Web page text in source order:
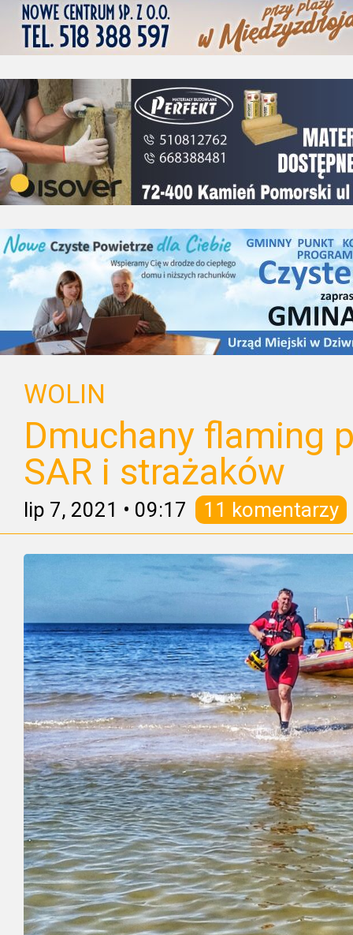
WOLIN
Dmuchany flaming
SAR i strażaków
lip 7, 2021 • 09:17 11 komentarzy